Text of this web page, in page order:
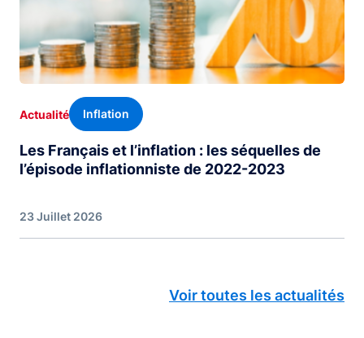
Actualité Inflation
Les Français et l’inflation : les séquelles de
l’épisode inflationniste de 2022-2023
23 Juillet 2026
Voir toutes les actualités